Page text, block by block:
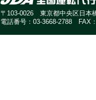
〒103-0026 東京都中央区日本
電話番号：03-3668-2788 FAX